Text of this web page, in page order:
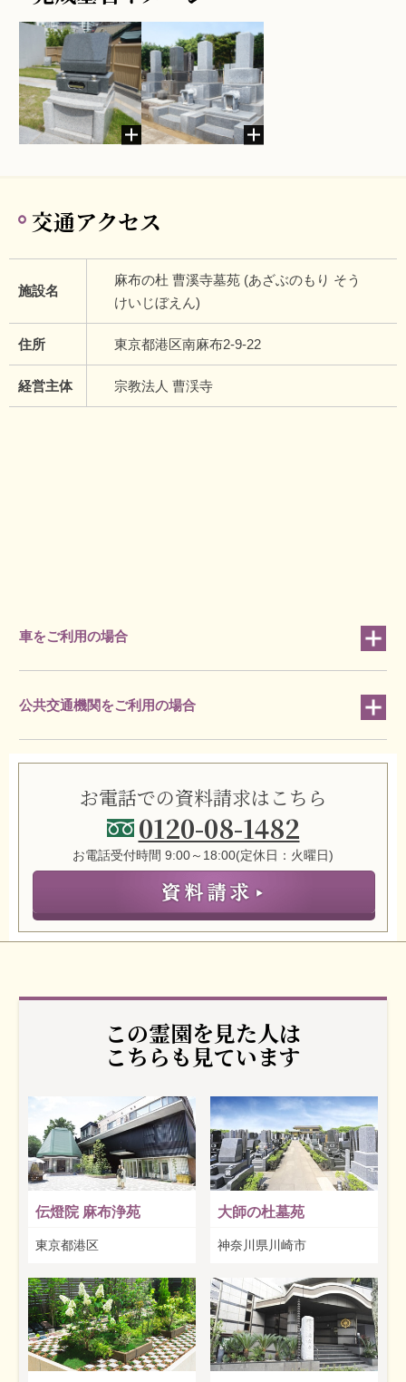
交通アクセス
施設名
麻布の杜 曹溪寺墓苑 (あざぶのもり そう
けいじぼえん)
住所 東京都港区南麻布2-9-22
経営主体 宗教法人 曹渓寺
車をご利用の場合
公共交通機関をご利用の場合
お電話での資料請求はこちら
0120-08-1482
お電話受付時間 9:00～18:00(定休日：火曜日)
この霊園を見た人は
こちらも見ています
伝燈院 麻布浄苑
東京都港区
大師の杜墓苑
神奈川県川崎市